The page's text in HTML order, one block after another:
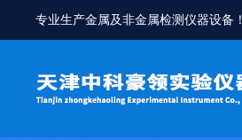
专业生产金属及非金属检测仪器设备！